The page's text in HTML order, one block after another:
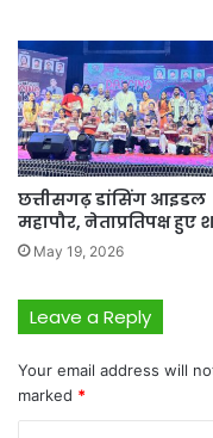
छत्तीसगढ़ डांसिंग आइडल
महापौर, नेताप्रतिपक्ष हुए
May 19, 2026
Leave a Reply
Your email address will
marked *